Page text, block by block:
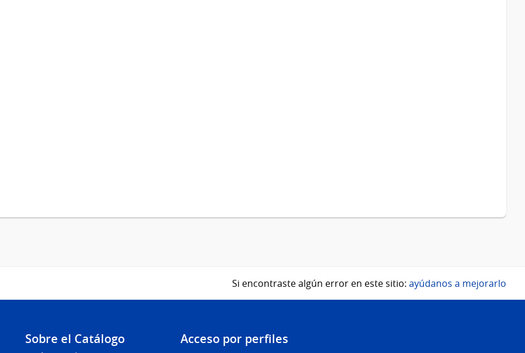
Si encontraste algún error en este sitio: ayúdanos a mejorarlo
Sobre el Catálogo Acceso por perfiles